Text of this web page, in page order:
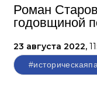
Роман
годовщиной
23 августа 2022,